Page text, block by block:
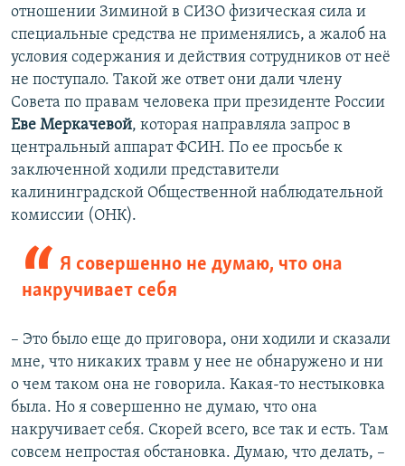
отношении Зиминой в СИЗО физическая сила и
специальные средства не применялись, а жалоб на
условия содержания и действия сотрудников от неё
не поступало. Такой же ответ они дали члену
Совета по правам человека при президенте России
Еве Меркачевой, которая направляла запрос в
центральный аппарат ФСИН. По ее просьбе к
заключенной ходили представители
калининградской Общественной наблюдательной
комиссии (ОНК).
Я совершенно не думаю, что она
накручивает себя
– Это было еще до приговора, они ходили и сказали
мне, что никаких травм у нее не обнаружено и ни
о чем таком она не говорила. Какая-то нестыковка
была. Но я совершенно не думаю, что она
накручивает себя. Скорей всего, все так и есть. Там
совсем непростая обстановка. Думаю, что делать, –